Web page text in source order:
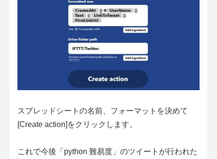
スプレッドシートの名前、フォーマットを決めて
[Create action]をクリックします。
これで今後「python 難易度」のツイートが行われた